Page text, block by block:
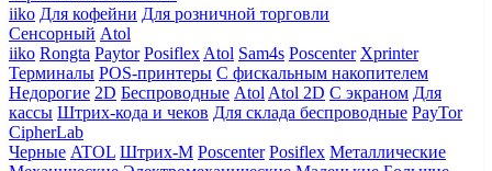
iiko Для кофейни Для розничной торговли
Сенсорный Atol
iiko Rongta Paytor Posiflex Atol Sam4s Poscenter Xprinter
Терминалы POS-принтеры С фискальным накопителем
Недорогие 2D Беспроводные Atol Atol 2D С экраном Для
кассы Штрих-кода и чеков Для склада беспроводные PayTor
CipherLab
Черные ATOL Штрих-М Poscenter Posiflex Металлические